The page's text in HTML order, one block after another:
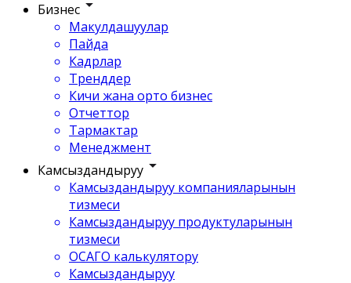
Бизнес
Макулдашуулар
Пайда
Кадрлар
Тренддер
Кичи жана орто бизнес
Отчеттор
Тармактар
Менеджмент
Камсыздандыруу
Камсыздандыруу компанияларынын
тизмеси
Камсыздандыруу продуктуларынын
тизмеси
ОСАГО калькулятору
Камсыздандыруу